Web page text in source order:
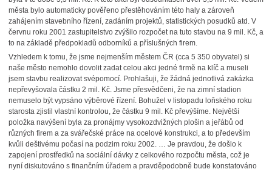
města bylo automaticky pověřeno přestěhováním této haly a zároveň
zahájením stavebního řízení, zadáním projektů, statistických posudků atd. V
červnu roku 2001 zastupitelstvo zvýšilo rozpočet na tuto stavbu na 9 mil. Kč, a
to na základě předpokladů odborníků a příslušných firem.
Vzhledem k tomu, že jsme nejmenším městem ČR (cca 5 350 obyvatel) si
naše město nemohlo dovolit zadat celou akci jedné firmě na klíč a museli
jsem stavbu realizovat svépomocí. Prohlašuji, že žádná jednotlivá zakázka
nepřevyšovala částku 2 mil. Kč. Jsme přesvědčeni, že na zimní stadion
nemuselo být vypsáno výběrové řízení. Bohužel v listopadu loňského roku
starosta zjistil vlastní kontrolou, že částku 9 mil. Kč převýšíme. Největší
položka navýšení byla za pronájmy vysokozdvižných plošin a jeřábů od
různých firem a za svářečské práce na ocelové konstrukci, a to především
kvůli deštivému počasí na podzim roku 2002. … Je pravdou, že došlo k
zapojení prostředků na sociální dávky z celkového rozpočtu města, což je
nyní diskutováno s finančním úřadem a pravděpodobně bude konstatováno